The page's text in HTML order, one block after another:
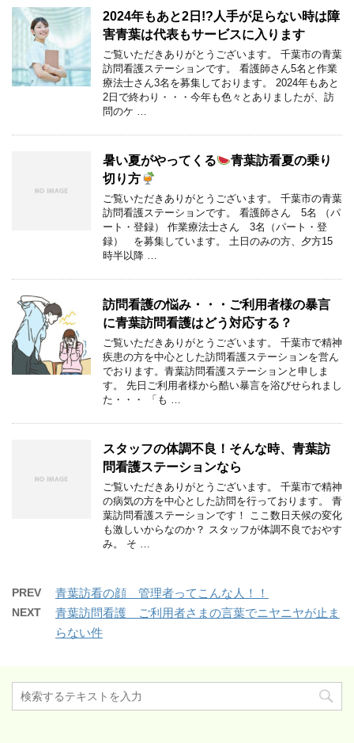
2024年もあと2日!?人手が足らない時は障
害青葉は代表もサービスに入ります
ご覧いただきありがとうございます。 千葉市の青葉
訪問看護ステーションです。 看護師さん5名と作業
療法士さん3名を募集しております。 2024年もあと
2日で終わり・・・今年も色々とありましたが、訪
問のケ …
暑い夏がやってくる
青葉訪看夏の乗り
切り方
ご覧いただきありがとうございます。 千葉市の青葉
訪問看護ステーションです。 看護師さん 5名 （パ
ート・登録） 作業療法士さん 3名（パート・登
録） を募集しています。 土日のみの方、夕方15
時半以降 …
訪問看護の悩み・・・ご利用者様の暴言
に青葉訪問看護はどう対応する？
ご覧いただきありがとうございます。 千葉市で精神
疾患の方を中心とした訪問看護ステーションを営ん
でおります。青葉訪問看護ステーションと申しま
す。 先日ご利用者様から酷い暴言を浴びせられまし
た・・・ 「も …
スタッフの体調不良！そんな時、青葉訪
問看護ステーションなら
ご覧いただきありがとうございます。 千葉市で精神
の病気の方を中心とした訪問を行っております。 青
葉訪問看護ステーションです！ ここ数日天候の変化
も激しいからなのか？ スタッフが体調不良でおやす
み。 そ …
PREV 青葉訪看の顔 管理者ってこんな人！！
NEXT
青葉訪問看護 ご利用者さまの言葉でニヤニヤが止ま
らない件